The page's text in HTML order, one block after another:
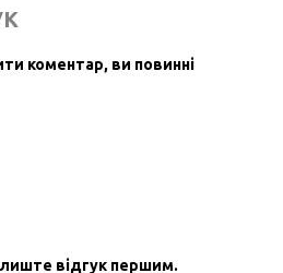
коментар, ви повинні
відгук першим.